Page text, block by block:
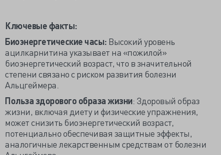
Ключевые факты:
Биоэнергетические часы: Высокий уровень
ацилкарнитина указывает на «пожилой»
биоэнергетический возраст, что в значительной
степени связано с риском развития болезни
Альцгеймера.
Польза здорового образа жизни: Здоровый образ
жизни, включая диету и физические упражнения,
может снизить биоэнергетический возраст,
потенциально обеспечивая защитные эффекты,
аналогичные лекарственным средствам от болезни